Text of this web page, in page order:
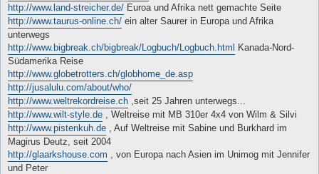
http://www.land-streicher.de/ Euroa und Afrika nett gemachte Seite
http://www.taurus-online.ch/ ein alter Saurer in Europa und Afrika
unterwegs
http://www.bigbreak.ch/bigbreak/Logbuch/Logbuch.html
Kanada-Nord-
Südamerika Reise
http://www.globetrotters.ch/globhome_de.asp
http://jusalulu.com/about/who/
http://www.weltrekordreise.ch ,seit 25 Jahren unterwegs...
http://www.wilt-style.de , Weltreise mit MB 310er 4x4 von Wilm & Silvi
http://www.pistenkuh.de , Auf Weltreise mit Sabine und Burkhard im
Magirus Deutz, seit 2004
http://glaarkshouse.com , von Europa nach Asien im Unimog mit Jennifer
und Peter